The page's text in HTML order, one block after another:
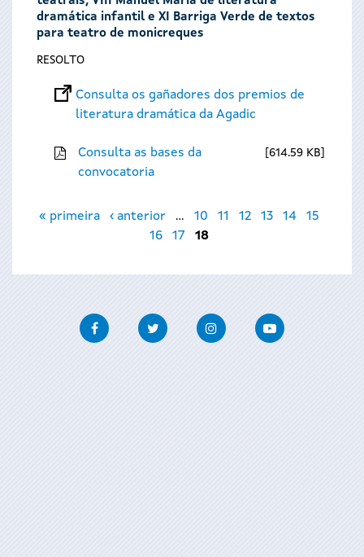
dramática infantil e XI Barriga Verde de textos
para teatro de monicreques
RESOLTO
Consulta os gañadores dos premios de
literatura dramática da Agadic
Consulta as bases da
convocatoria
614.59 KB
Páxinas
« primeira ‹ anterior … 10 11 12 13 14
15
16
17 18
FacebookTwitter InstagramYoutube